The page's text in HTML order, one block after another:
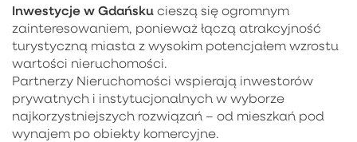
Inwestycje w Gdańsku cieszą się ogromnym
zainteresowaniem, ponieważ łączą atrakcyjność
turystyczną miasta z wysokim potencjałem wzrostu
wartości nieruchomości.
Partnerzy Nieruchomości wspierają inwestorów
prywatnych i instytucjonalnych w wyborze
najkorzystniejszych rozwiązań – od mieszkań pod
wynajem po obiekty komercyjne.